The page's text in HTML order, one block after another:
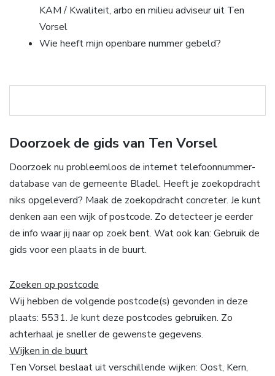
KAM / Kwaliteit, arbo en milieu adviseur uit Ten
Vorsel
Wie heeft mijn openbare nummer gebeld?
Doorzoek de gids van Ten Vorsel
Doorzoek nu probleemloos de internet telefoonnummer-
database van de gemeente Bladel. Heeft je zoekopdracht
niks opgeleverd? Maak de zoekopdracht concreter. Je kunt
denken aan een wijk of postcode. Zo detecteer je eerder
de info waar jij naar op zoek bent. Wat ook kan: Gebruik de
gids voor een plaats in de buurt.
Zoeken op postcode
Wij hebben de volgende postcode(s) gevonden in deze
plaats: 5531. Je kunt deze postcodes gebruiken. Zo
achterhaal je sneller de gewenste gegevens.
Wijken in de buurt
Ten Vorsel beslaat uit verschillende wijken: Oost, Kern,